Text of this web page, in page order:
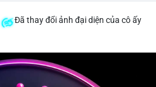
Đã thay đổi ảnh đại diện của cô ấy